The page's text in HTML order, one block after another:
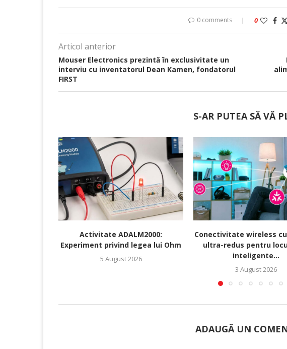
0 comments 0
Articol anterior
Mouser Electronics prezintă în exclusivitate un
interviu cu inventatorul Dean Kamen, fondatorul
FIRST
S-AR PUTEA SĂ VĂ
Activitate ADALM2000:
Experiment privind legea lui Ohm
5 August 2026
Conectivitate wireless
ultra-redus pentru
inteligente...
3 August 2026
ADAUGĂ UN